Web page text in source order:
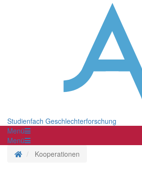
Studienfach Geschlechterforschung
Menü
Menü
StartseiteKooperationen